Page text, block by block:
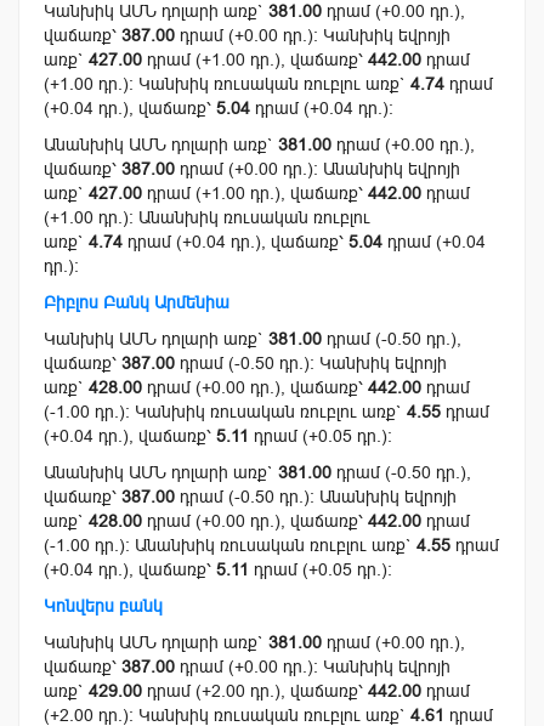
Կանխիկ ԱՄՆ դոլարի առք` 381.00 դրամ (+0.00 դր.),
վաճառք՝ 387.00 դրամ (+0.00 դր.): Կանխիկ եվրոյի
առք` 427.00 դրամ (+1.00 դր.), վաճառք՝ 442.00 դրամ
(+1.00 դր.): Կանխիկ ռուսական ռուբլու առք` 4.74 դրամ
(+0.04 դր.), վաճառք՝ 5.04 դրամ (+0.04 դր.):
Անանխիկ ԱՄՆ դոլարի առք` 381.00 դրամ (+0.00 դր.),
վաճառք՝ 387.00 դրամ (+0.00 դր.): Անանխիկ եվրոյի
առք` 427.00 դրամ (+1.00 դր.), վաճառք՝ 442.00 դրամ
(+1.00 դր.): Անանխիկ ռուսական ռուբլու
առք` 4.74 դրամ (+0.04 դր.), վաճառք՝ 5.04 դրամ (+0.04
դր.):
Բիբլոս Բանկ Արմենիա
Կանխիկ ԱՄՆ դոլարի առք` 381.00 դրամ (-0.50 դր.),
վաճառք՝ 387.00 դրամ (-0.50 դր.): Կանխիկ եվրոյի
առք` 428.00 դրամ (+0.00 դր.), վաճառք՝ 442.00 դրամ
(-1.00 դր.): Կանխիկ ռուսական ռուբլու առք` 4.55 դրամ
(+0.04 դր.), վաճառք՝ 5.11 դրամ (+0.05 դր.):
Անանխիկ ԱՄՆ դոլարի առք` 381.00 դրամ (-0.50 դր.),
վաճառք՝ 387.00 դրամ (-0.50 դր.): Անանխիկ եվրոյի
առք` 428.00 դրամ (+0.00 դր.), վաճառք՝ 442.00 դրամ
(-1.00 դր.): Անանխիկ ռուսական ռուբլու առք` 4.55 դրամ
(+0.04 դր.), վաճառք՝ 5.11 դրամ (+0.05 դր.):
Կոնվերս բանկ
Կանխիկ ԱՄՆ դոլարի առք` 381.00 դրամ (+0.00 դր.),
վաճառք՝ 387.00 դրամ (+0.00 դր.): Կանխիկ եվրոյի
առք` 429.00 դրամ (+2.00 դր.), վաճառք՝ 442.00 դրամ
(+2.00 դր.): Կանխիկ ռուսական ռուբլու առք` 4.61 դրամ